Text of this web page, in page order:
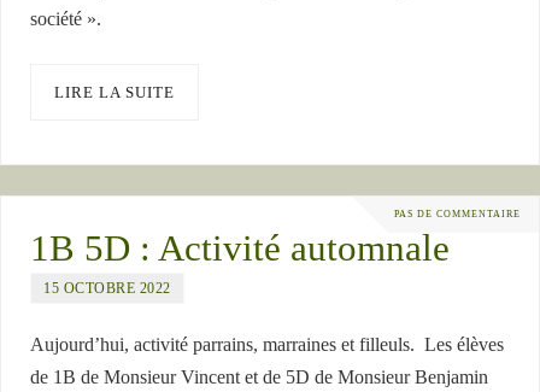
société ».
LIRE LA SUITE
PAS DE COMMENTAIRE
1B 5D : Activité automnale
15 OCTOBRE 2022
Aujourd’hui, activité parrains, marraines et filleuls. Les élèves
de 1B de Monsieur Vincent et de 5D de Monsieur Benjamin